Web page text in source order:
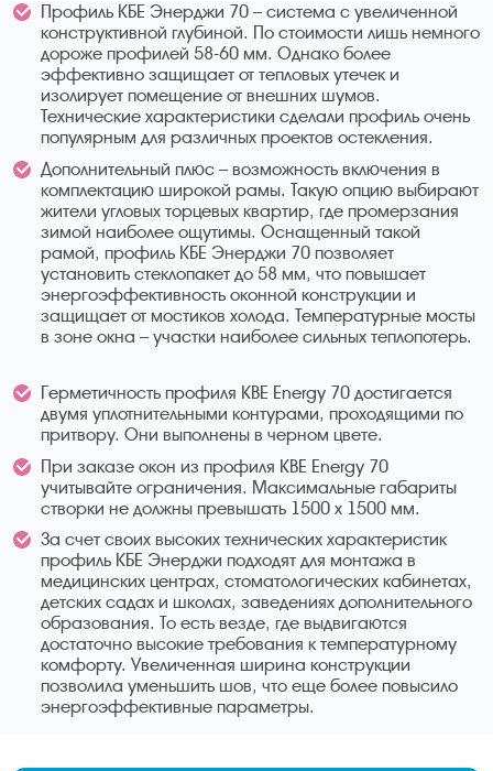
Профиль КБЕ Энерджи 70 – система с увеличенной
конструктивной глубиной. По стоимости лишь немного
дороже профилей 58-60 мм. Однако более
эффективно защищает от тепловых утечек и
изолирует помещение от внешних шумов.
Технические характеристики сделали профиль очень
популярным для различных проектов остекления.
Дополнительный плюс – возможность включения в
комплектацию широкой рамы. Такую опцию выбирают
жители угловых торцевых квартир, где промерзания
зимой наиболее ощутимы. Оснащенный такой
рамой, профиль КБЕ Энерджи 70 позволяет
установить стеклопакет до 58 мм, что повышает
энергоэффективность оконной конструкции и
защищает от мостиков холода. Температурные мосты
в зоне окна – участки наиболее сильных теплопотерь.
Герметичность профиля KBE Energy 70 достигается
двумя уплотнительными контурами, проходящими по
притвору. Они выполнены в черном цвете.
При заказе окон из профиля KBE Energy 70
учитывайте ограничения. Максимальные габариты
створки не должны превышать 1500 х 1500 мм.
За счет своих высоких технических характеристик
профиль КБЕ Энерджи подходят для монтажа в
медицинских центрах, стоматологических кабинетах,
детских садах и школах, заведениях дополнительного
образования. То есть везде, где выдвигаются
достаточно высокие требования к температурному
комфорту. Увеличенная ширина конструкции
позволила уменьшить шов, что еще более повысило
энергоэффективные параметры.